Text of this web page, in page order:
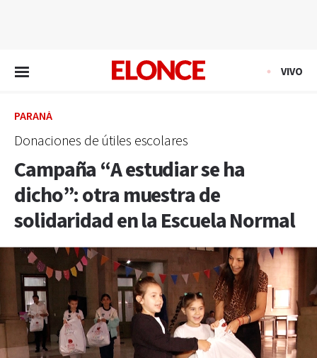
VIVO
PARANÁ
Donaciones de útiles escolares
Campaña “A estudiar se ha
dicho”: otra muestra de
solidaridad en la Escuela Normal